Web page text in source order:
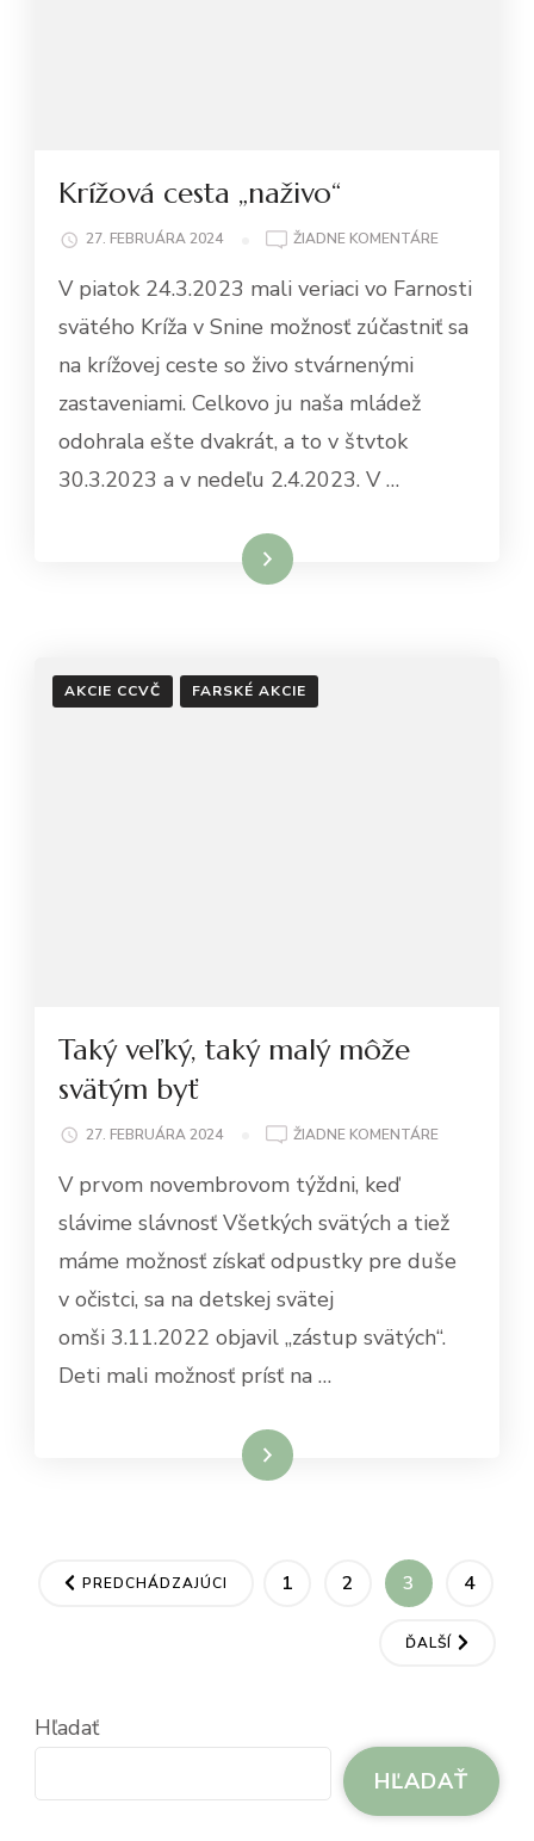
Krížová cesta „naživo“
27. FEBRUÁRA 2024 ŽIADNE KOMENTÁRENA
CESTA
V piatok 24.3.2023 mali veriaci vo Farnosti
svätého Kríža v Snine možnosť zúčastniť sa
na krížovej ceste so živo stvárnenými
zastaveniami. Celkovo ju naša mládež
odohrala ešte dvakrát, a to v štvtok
30.3.2023 a v nedeľu 2.4.2023. V …
Čítať viac
AKCIE CCVČ FARSKÉ AKCIE
Taký veľký, taký malý môže
svätým byť
27. FEBRUÁRA 2024 ŽIADNE KOMENTÁRENA
MALÝ
MÔŽE
V prvom novembrovom týždni, keď
slávime slávnosť Všetkých svätých a tiež
máme možnosť získať odpustky pre duše
v očistci, sa na detskej svätej
omši 3.11.2022 objavil „zástup svätých“.
Deti mali možnosť prísť na …
Čítať viac
Stránkovanie
PREDCHÁDZAJÚCI STRÁNKA
1 STRÁNKA
2 STRÁNKA
3 4
ĎALŠÍ
Hľadať
HĽADAŤ